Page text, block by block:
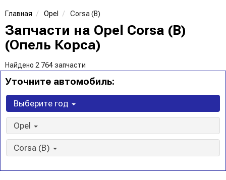
Главная Opel Corsa (B)
Запчасти на Opel Corsa (B)
(Опель Корса)
Найдено 2 764 запчасти
Уточните автомобиль:
Выберите год
Opel
Corsa (B)